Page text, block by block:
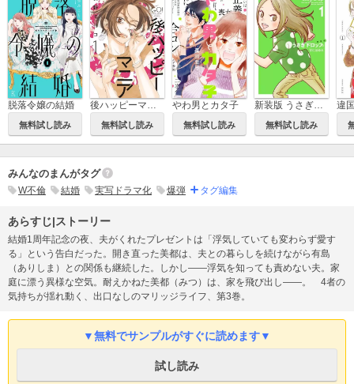
脱落令嬢の結婚
無料試し読み 無料試し読み
やわ男とカタ子
無料試し読み
新装版 うさぎドロップ
無料試し読み
違
みんなのまんがタグ
W不倫 結婚 実写ドラマ化 爆弾 タグ編集
あらすじ|ストーリー
結婚1周年記念の夜、夫がくれたプレゼントは「浮気していても変わらず愛す
る」という告白だった。開き直った美都は、夫との暮らしを続けながら有島
（ありしま）との関係も継続した。しかし――浮気を知っても責めない夫。家
庭に漂う異様な空気。耐えかねた美都（みつ）は、家を飛び出し――。 4者の
気持ちが揺れ動く、出口なしのマリッジライフ、第3巻。
▼無料でサンプルがすぐに読めます▼
試し読み